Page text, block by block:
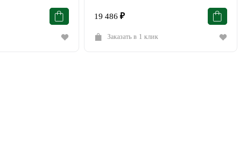
19 486 ₽
Заказать в 1 клик